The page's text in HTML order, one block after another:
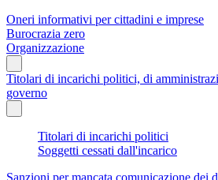
Oneri informativi per cittadini e imprese
Burocrazia zero
Organizzazione
Titolari di incarichi politici, di
governo
Titolari di incarichi politici
Soggetti cessati dall'incarico
Sanzioni per mancata comunicazione dei